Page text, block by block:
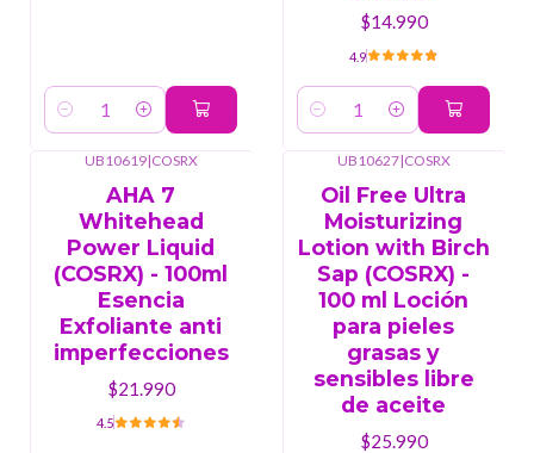
Cantidad
$14.990
4.9
Cantidad
UB10619|COSRX
AHA 7
Whitehead
Power Liquid
(COSRX) - 100ml
Esencia
Exfoliante anti
imperfecciones
$21.990
4.5
UB10627|COSRX
Oil Free Ultra
Moisturizing
Lotion with Birch
Sap (COSRX) -
100 ml Loción
para pieles
grasas y
sensibles libre
de aceite
$25.990